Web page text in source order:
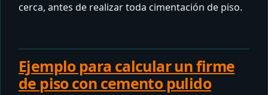
cerca, antes de realizar toda cimentación de piso.
Ejemplo para calcular un firme
de piso con cemento pulido